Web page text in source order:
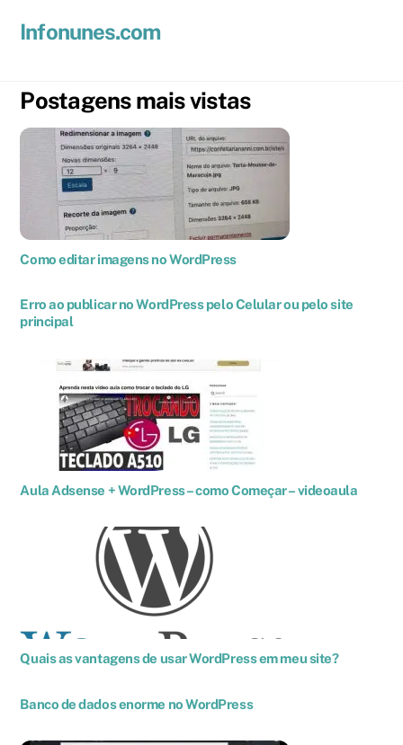
Infonunes.com
Postagens mais vistas
Como editar imagens no WordPress
Erro ao publicar no WordPress pelo Celular ou pelo site
principal
Aula Adsense + WordPress – como Começar – videoaula
Quais as vantagens de usar WordPress em meu site?
Banco de dados enorme no WordPress